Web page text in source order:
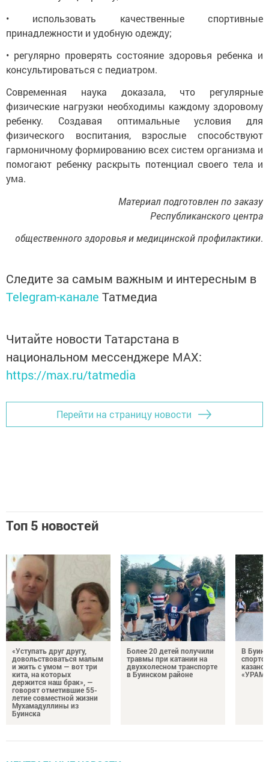
• использовать качественные спортивные
принадлежности и удобную одежду;
• регулярно проверять состояние здоровья ребенка и
консультироваться с педиатром.
Современная наука доказала, что регулярные
физические нагрузки необходимы каждому здоровому
ребенку. Создавая оптимальные условия для
физического воспитания, взрослые способствуют
гармоничному формированию всех систем организма и
помогают ребенку раскрыть потенциал своего тела и
ума.
Материал подготовлен по заказу
Республиканского центра
общественного здоровья и медицинской профилактики.
Следите за самым важным и интересным в
Telegram-канале Татмедиа
Читайте новости Татарстана в
национальном мессенджере MАХ:
https://max.ru/tatmedia
Перейти на страницу новости
Топ 5 новостей
«Уступать друг другу,
довольствоваться малым
и жить с умом — вот три
кита, на которых
держится наш брак», —
говорят отметившие 55-
летие совместной жизни
Мухамадуллины из
Буинска
Более 20 детей получили
травмы при катании на
двухколесном транспорте
в Буинском районе
В
«УРАМ»